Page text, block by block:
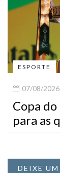
ESPORTE
07/08/
Copa
para as
DEIXE